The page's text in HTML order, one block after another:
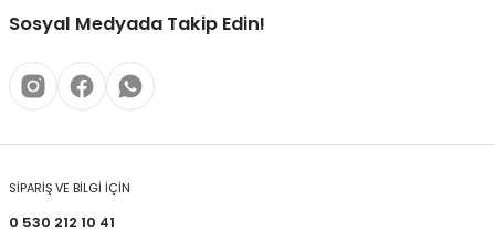
Sosyal Medyada Takip Edin!
SİPARİŞ VE BİLGİ İÇİN
0 530 212 10 41